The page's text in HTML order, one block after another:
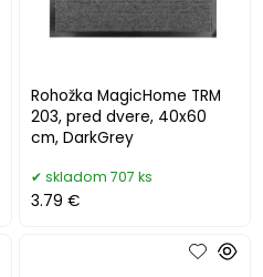
Rohožka MagicHome TRM
203, pred dvere, 40x60
cm, DarkGrey
skladom 707 ks
3.79 €